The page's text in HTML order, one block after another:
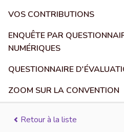
VOS CONTRIBUTIONS
ENQUÊTE PAR
NUMÉRIQUES
QUESTIONNAIRE
ZOOM SUR LA CONVENTION
Retour à la liste